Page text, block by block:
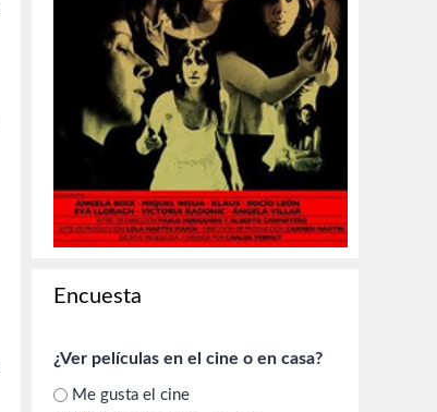
Encuesta
¿Ver películas en el cine o en casa?
Me gusta el cine